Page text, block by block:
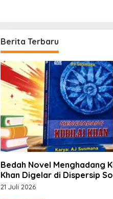
Berita Terbaru
Bedah Novel Menghadang
Khan Digelar di Dispersip
Publik Menyelami Heroisme
21 Juli 2026